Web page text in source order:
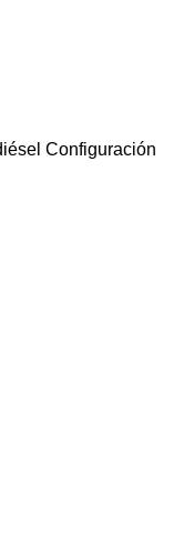
Configuración